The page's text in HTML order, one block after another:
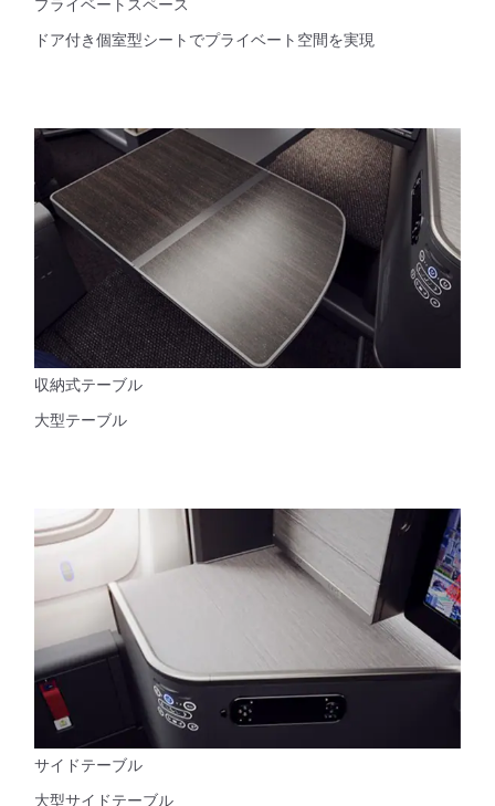
プライベートスペース
ドア付き個室型シートでプライベート空間を実現
収納式テーブル
大型テーブル
サイドテーブル
大型サイドテーブル